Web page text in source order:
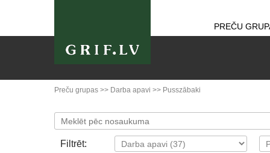
PREČU
Preču grupas >> Darba apavi >> Pusszābaki
Filtrēt: